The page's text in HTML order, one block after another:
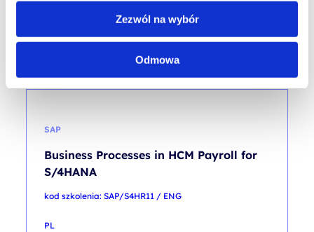
Zezwól na wybór
Odmowa
8 260,00PLN
10 159,80PLNbrutto)
SAP
Business Processes in HCM Payroll for
S/4HANA
kod szkolenia: SAP/S4HR11 / ENG
PL